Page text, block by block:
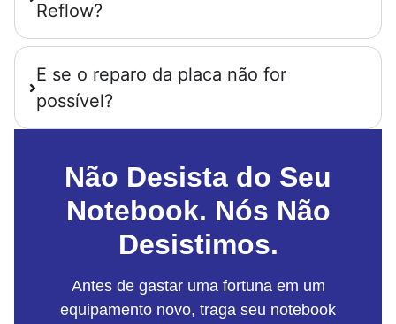
Reflow?
E se o reparo da placa não for
possível?
Não Desista do Seu
Notebook. Nós Não
Desistimos.
Antes de gastar uma fortuna em um
equipamento novo, traga seu notebook